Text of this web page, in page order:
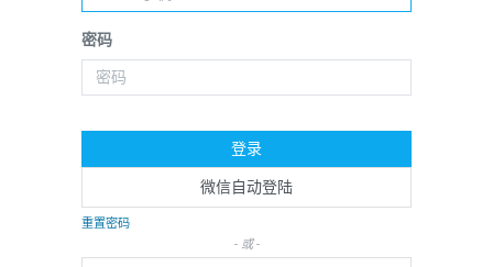
密码
登录
微信自动登陆
重置密码
- 或 -